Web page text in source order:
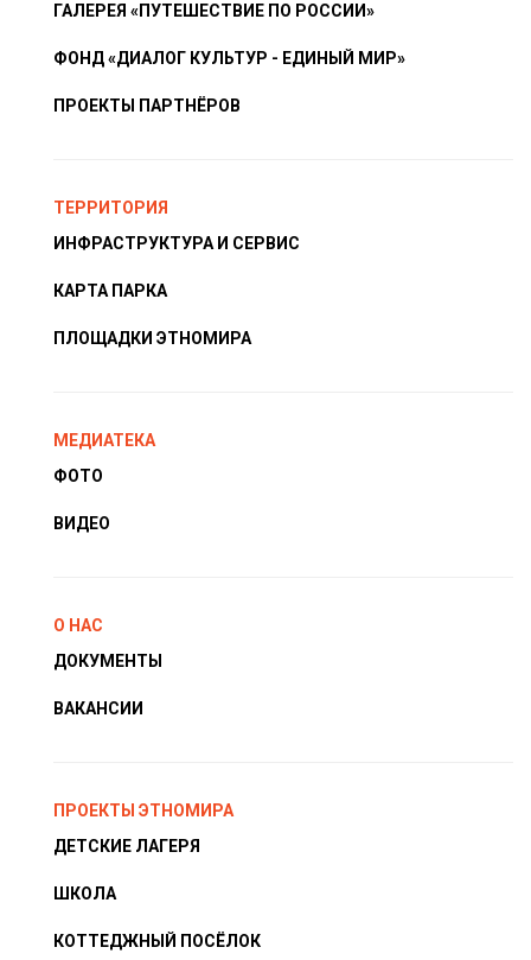
ГАЛЕРЕЯ «ПУТЕШЕСТВИЕ ПО РОССИИ»
ФОНД «ДИАЛОГ КУЛЬТУР - ЕДИНЫЙ МИР»
ПРОЕКТЫ ПАРТНЁРОВ
ТЕРРИТОРИЯ
ИНФРАСТРУКТУРА И СЕРВИС
КАРТА ПАРКА
ПЛОЩАДКИ ЭТНОМИРА
МЕДИАТЕКА
ФОТО
ВИДЕО
О НАС
ДОКУМЕНТЫ
ВАКАНСИИ
ПРОЕКТЫ ЭТНОМИРА
ДЕТСКИЕ ЛАГЕРЯ
ШКОЛА
КОТТЕДЖНЫЙ ПОСЁЛОК